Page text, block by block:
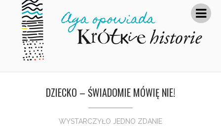
DZIECKO – ŚWIADOMIE MÓWIĘ NIE!
WYSTARCZYŁO JEDNO ZDANIE